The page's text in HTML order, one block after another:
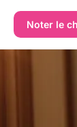
Noter le